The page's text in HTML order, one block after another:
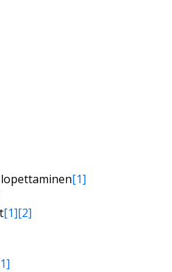
[1]
[1][2]